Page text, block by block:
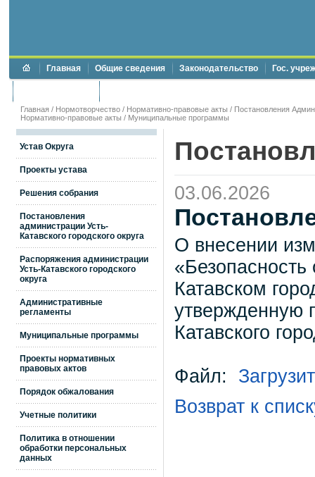
Главная Общие сведения Законодательство Гос.
Главная / Нормотворчество / Нормативно-правовые акты / Постановления
Нормативно-правовые акты / Муниципальные программы
Устав Округа
Проекты устава
Решения собрания
Постановления
администрации Усть-
Катавского городского округа
Распоряжения администрации
Усть-Катавского городского
округа
Административные
регламенты
Муниципальные программы
Проекты нормативных
правовых актов
Порядок обжалования
Учетные политики
Политика в отношении
обработки персональных
данных
03.06.2026
О внесении
Катавском
утвержденную
Катавского
Файл:
Возврат к